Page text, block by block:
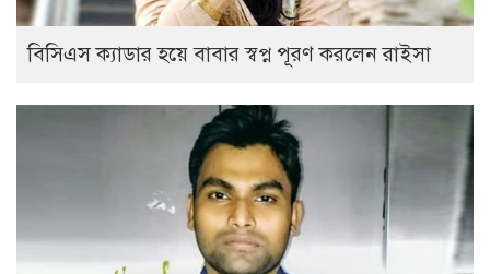
বিসিএস ক্যাডার হয়ে বাবার স্বপ্ন পূরণ করলেন রাইসা